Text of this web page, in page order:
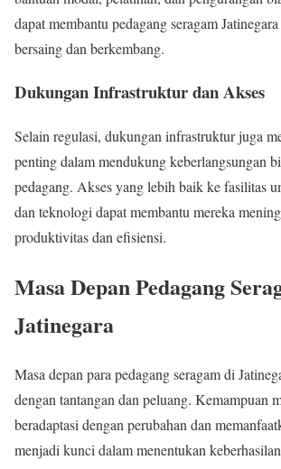
dapat membantu pedagang seragam
bersaing dan berkembang.
Dukungan Infrastruktur dan Akses
Selain regulasi, dukungan infrastruktur juga
penting dalam mendukung keberlangsungan
pedagang. Akses yang lebih baik ke fasilitas
dan teknologi dapat membantu mereka
produktivitas dan efisiensi.
Masa Depan Pedagang
Jatinegara
Masa depan para pedagang seragam di
dengan tantangan dan peluang. Kemampuan
beradaptasi dengan perubahan dan
menjadi kunci dalam menentukan